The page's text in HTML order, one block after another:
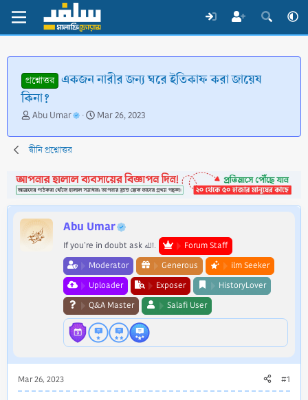
প্রশ্নোত্তর একজন নারীর জন্য ঘরে ইতিকাফ করা জায়েয
কিনা?
T
r
e
d
s
t
a
r
t
Abu Umar
S
a
d
a
t
Mar 26, 2023
দ্বীনি প্রশ্নোত্তর
Abu Umar
If you're in doubt ask الله.
Forum Staff
Moderator
Generous
ilm Seeker
Uploader
Exposer
HistoryLover
Q&A Master
Salafi User
Mar 26, 2023 #1